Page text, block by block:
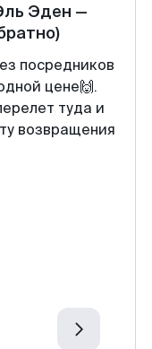
Эден —
посредников
цене🙌.
туда и
возвращения